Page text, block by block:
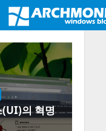
(UI)의 혁명